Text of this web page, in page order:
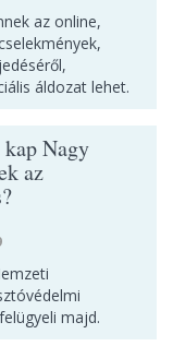
az online,
áldozat lehet.
Nagy
az
majd.